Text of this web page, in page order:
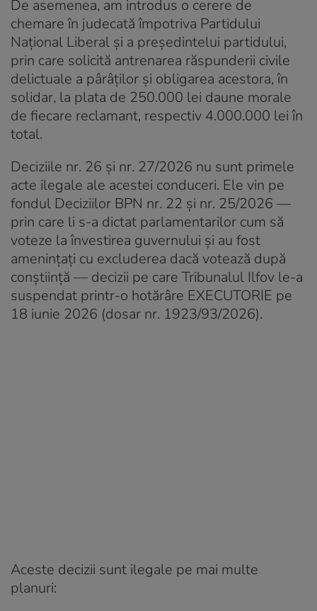
De asemenea, am introdus o cerere de
chemare în judecată împotriva Partidului
Național Liberal și a președintelui partidului,
prin care solicită antrenarea răspunderii civile
delictuale a pârâților și obligarea acestora, în
solidar, la plata de 250.000 lei daune morale
de fiecare reclamant, respectiv 4.000.000 lei în
total.
Deciziile nr. 26 și nr. 27/2026 nu sunt primele
acte ilegale ale acestei conduceri. Ele vin pe
fondul Deciziilor BPN nr. 22 și nr. 25/2026 —
prin care li s-a dictat parlamentarilor cum să
voteze la învestirea guvernului și au fost
amenințați cu excluderea dacă votează după
conștiință — decizii pe care Tribunalul Ilfov le-a
suspendat printr-o hotărâre EXECUTORIE pe
18 iunie 2026 (dosar nr. 1923/93/2026).
Aceste decizii sunt ilegale pe mai multe
planuri: